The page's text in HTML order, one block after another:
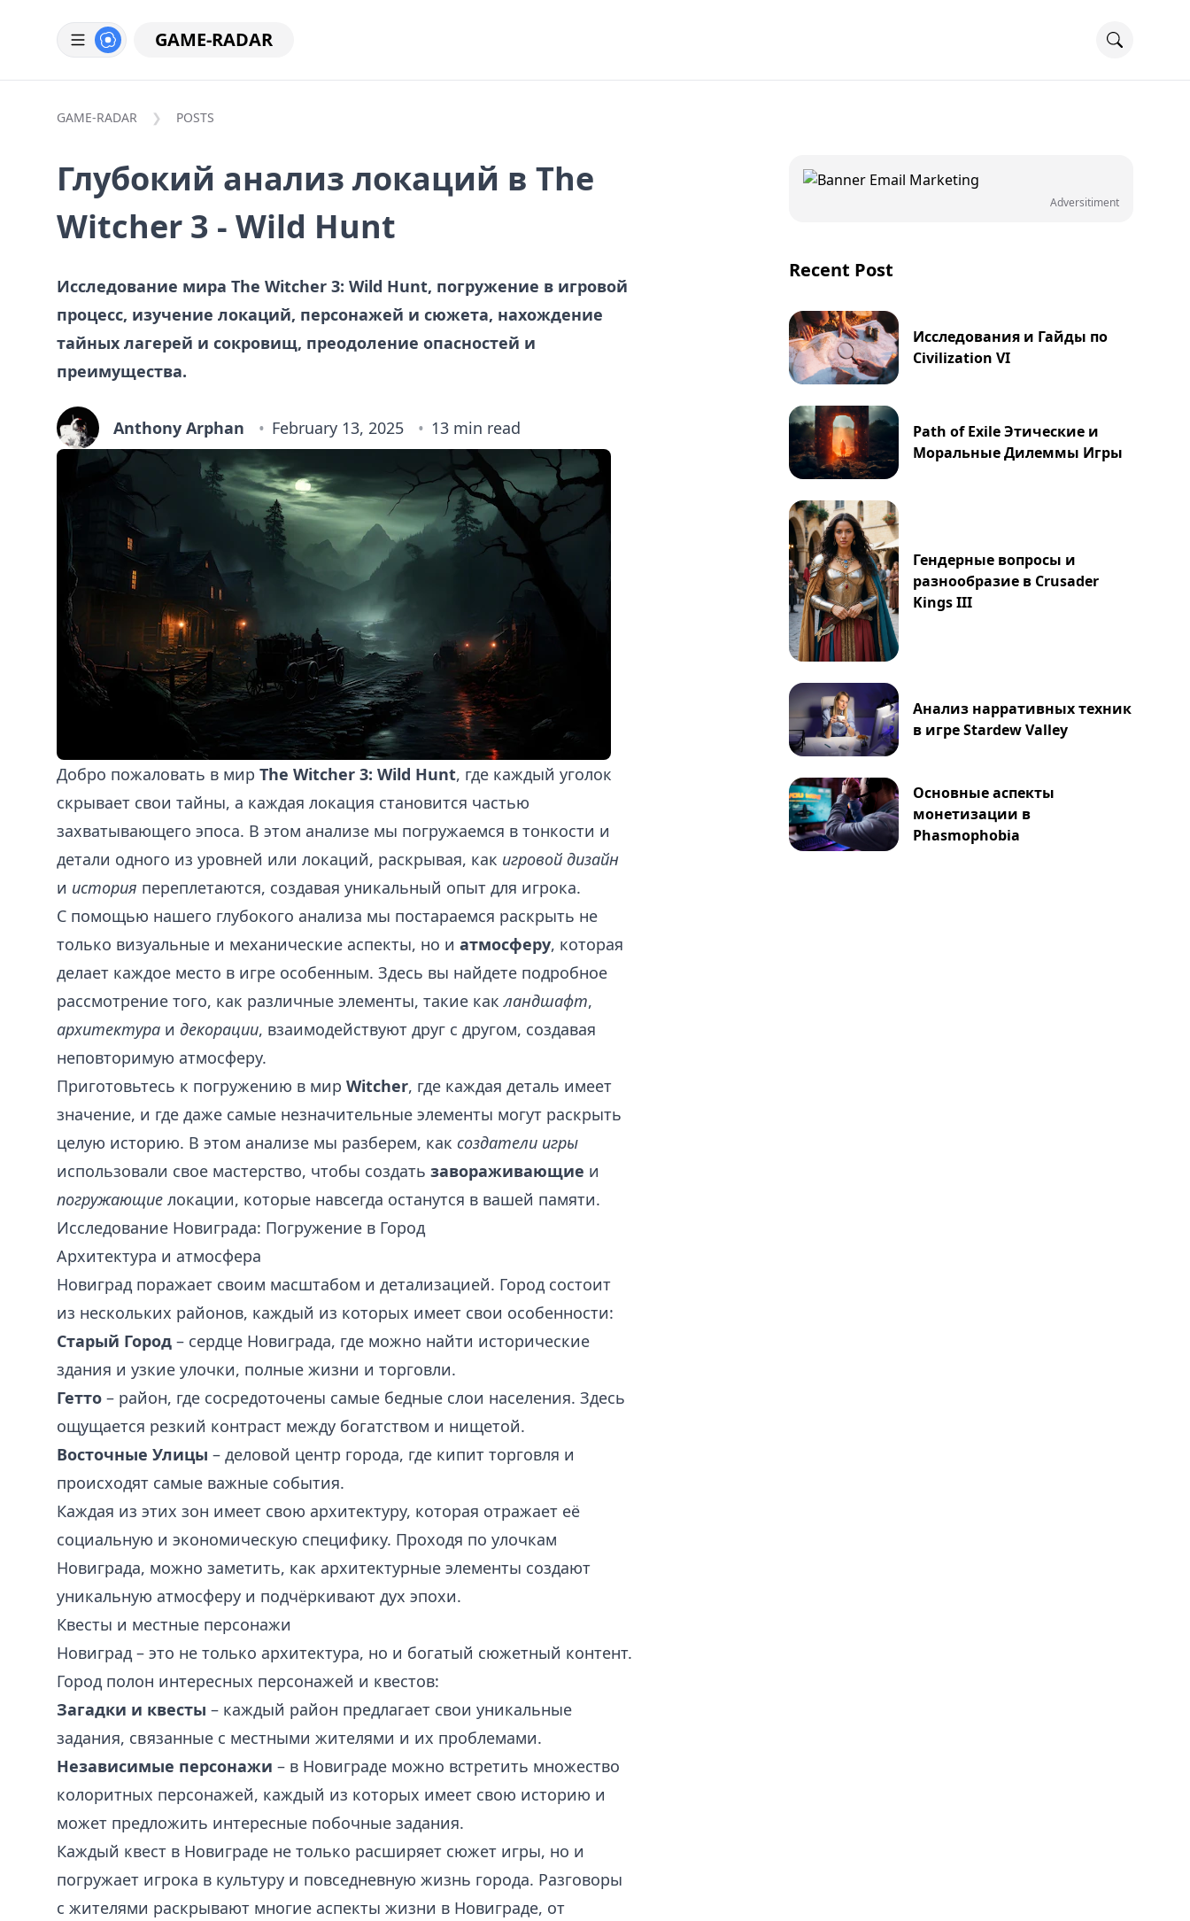
GAME-RADAR
GAME-RADAR POSTS
Глубокий анализ локаций в The
Witcher 3 - Wild Hunt
Исследование мира The Witcher 3: Wild Hunt, погружение в игровой
процесс, изучение локаций, персонажей и сюжета, нахождение
тайных лагерей и сокровищ, преодоление опасностей и
преимущества.
Anthony Arphan February 13, 2025 13 min read
Добро пожаловать в мир The Witcher 3: Wild Hunt, где каждый уголок
скрывает свои тайны, а каждая локация становится частью
захватывающего эпоса. В этом анализе мы погружаемся в тонкости и
детали одного из уровней или локаций, раскрывая, как игровой дизайн
и история переплетаются, создавая уникальный опыт для игрока.
С помощью нашего глубокого анализа мы постараемся раскрыть не
только визуальные и механические аспекты, но и атмосферу, которая
делает каждое место в игре особенным. Здесь вы найдете подробное
рассмотрение того, как различные элементы, такие какландшафт,
архитектура и декорации, взаимодействуют друг с другом, создавая
неповторимую атмосферу.
Приготовьтесь к погружению в мир Witcher, где каждая деталь имеет
значение, и где даже самые незначительные элементы могут раскрыть
целую историю. В этом анализе мы разберем, как создатели игры
использовали свое мастерство, чтобы создать завораживающие и
погружающие локации, которые навсегда останутся в вашей памяти.
Исследование Новиграда: Погружение в Город
Архитектура и атмосфера
Новиград поражает своим масштабом и детализацией. Город состоит
из нескольких районов, каждый из которых имеет свои особенности:
Старый Город – сердце Новиграда, где можно найти исторические
здания и узкие улочки, полные жизни и торговли.
Гетто – район, где сосредоточены самые бедные слои населения. Здесь
ощущается резкий контраст между богатством и нищетой.
Восточные Улицы – деловой центр города, где кипит торговля и
происходят самые важные события.
Каждая из этих зон имеет свою архитектуру, которая отражает её
социальную и экономическую специфику. Проходя по улочкам
Новиграда, можно заметить, как архитектурные элементы создают
уникальную атмосферу и подчёркивают дух эпохи.
Квесты и местные персонажи
Новиград – это не только архитектура, но и богатый сюжетный контент.
Город полон интересных персонажей и квестов:
Загадки и квесты – каждый район предлагает свои уникальные
задания, связанные с местными жителями и их проблемами.
Независимые персонажи – в Новиграде можно встретить множество
колоритных персонажей, каждый из которых имеет свою историю и
может предложить интересные побочные задания.
Каждый квест в Новиграде не только расширяет сюжет игры, но и
погружает игрока в культуру и повседневную жизнь города. Разговоры
с жителями раскрывают многие аспекты жизни в Новиграде, от
Adversitiment
Recent Post
Исследования и Гайды по
Civilization VI
Path of Exile Этические и
Моральные Дилеммы Игры
Гендерные вопросы и
разнообразие в Crusader
Kings III
Анализ нарративных техник
в игре Stardew Valley
Основные аспекты
монетизации в
Phasmophobia